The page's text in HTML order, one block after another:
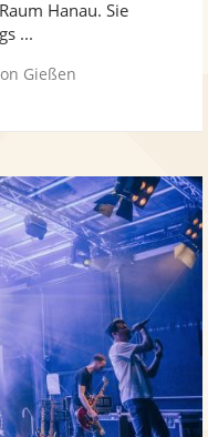
Hanau. Sie
...
Gießen